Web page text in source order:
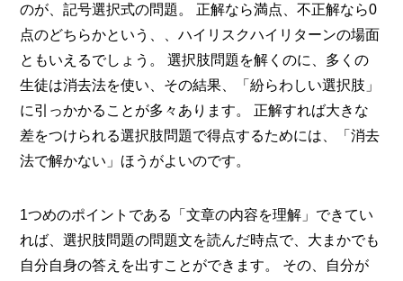
のが、記号選択式の問題。 正解なら満点、不正解なら0
点のどちらかという、、ハイリスクハイリターンの場面
ともいえるでしょう。 選択肢問題を解くのに、多くの
生徒は消去法を使い、その結果、「紛らわしい選択肢」
に引っかかることが多々あります。 正解すれば大きな
差をつけられる選択肢問題で得点するためには、「消去
法で解かない」ほうがよいのです。
1つめのポイントである「文章の内容を理解」できてい
れば、選択肢問題の問題文を読んだ時点で、大まかでも
自分自身の答えを出すことができます。 その、自分が